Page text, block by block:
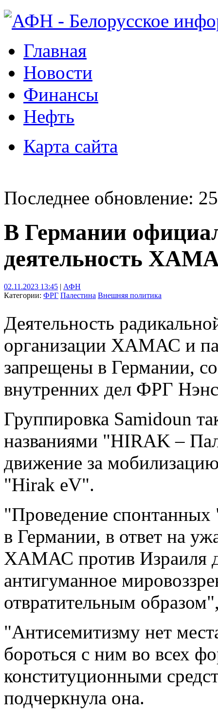
Главная
Новости
Финансы
Нефть
Карта сайта
Последнее обновление:
В Германии
деятельность
02.11.2023 13:45 | АФН
Категории: ФРГ Палестина Внешняя политика
Деятельность
организации ХАМАС и
запрещены в Германии,
внутренних дел ФРГ
Группировка Samidoun
названиями "HIRAK –
движение за
"Hirak eV".
"Проведение спонтанных
в Германии, в ответ на
ХАМАС против Израиля
антигуманное
отвратительным
"Антисемитизму нет
бороться с ним во всех
конституционными
подчеркнула она.